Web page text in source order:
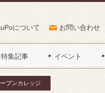
について お問い合わせ
特集記事 イベント
プンカレッジ